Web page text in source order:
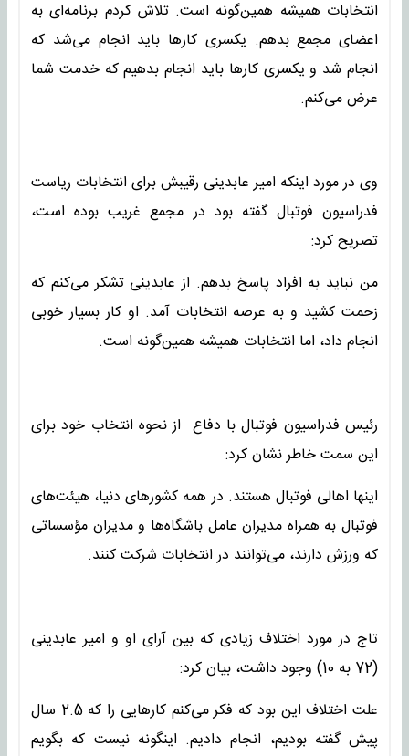
انتخابات همیشه همین‌گونه است. تلاش کردم برنامه‌ای به
اعضای مجمع بدهم. یکسری کارها باید انجام می‌شد که
انجام شد و یکسری کارها باید انجام بدهیم که خدمت شما
عرض می‌کنم.
وی در مورد اینکه امیر عابدینی رقیبش برای انتخابات ریاست
فدراسیون فوتبال گفته بود در مجمع غریب بوده است،
تصریح کرد:
من نباید به افراد پاسخ بدهم. از عابدینی تشکر می‌کنم که
زحمت کشید و به عرصه انتخابات آمد. او کار بسیار خوبی
انجام داد، اما انتخابات همیشه همین‌گونه است.
رئیس فدراسیون فوتبال با دفاع از نحوه انتخاب خود برای
این سمت خاطر نشان کرد:
اینها اهالی فوتبال هستند. در همه کشورهای دنیا، هیئت‌های
فوتبال به همراه مدیران عامل باشگاه‌ها و مدیران مؤسساتی
که ورزش دارند، می‌توانند در انتخابات شرکت کنند.
تاج در مورد اختلاف زیادی که بین آرای او و امیر عابدینی
(72 به 10) وجود داشت، بیان کرد:
علت اختلاف این بود که فکر می‌کنم کارهایی را که 2.5 سال
پیش گفته بودیم، انجام دادیم. اینگونه نیست که بگویم